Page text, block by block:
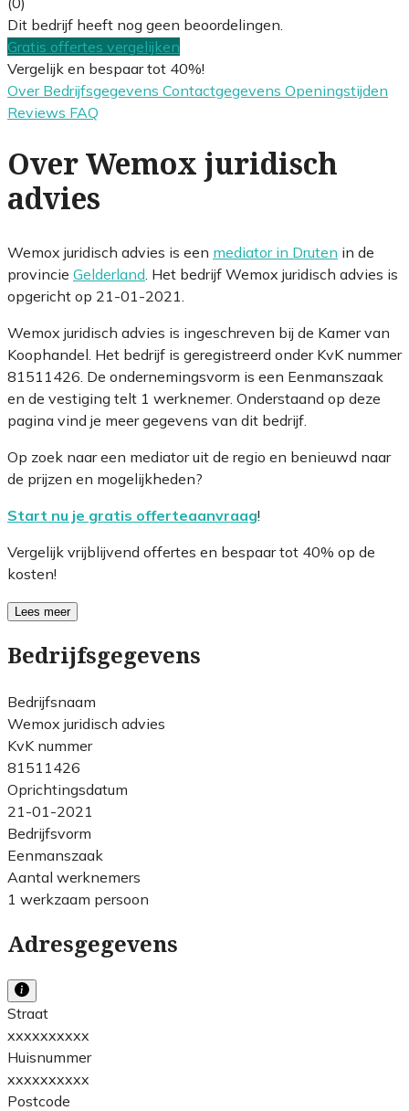
Dit bedrijf heeft nog geen beoordelingen.
Gratis offertes vergelijken
Vergelijk en bespaar tot 40%!
Over Bedrijfsgegevens Contactgegevens Openingstijden
Reviews FAQ
Over Wemox juridisch
advies
Wemox juridisch advies is een mediator in Druten in de
provincie Gelderland . Het bedrijf Wemox juridisch advies is
opgericht op 21-01-2021.
Wemox juridisch advies is ingeschreven bij de Kamer van
Koophandel. Het bedrijf is geregistreerd onder KvK nummer
81511426. De ondernemingsvorm is een Eenmanszaak
en de vestiging telt 1 werknemer. Onderstaand op deze
pagina vind je meer gegevens van dit bedrijf.
Op zoek naar een mediator uit de regio en benieuwd naar
de prijzen en mogelijkheden?
Start nu je gratis offerteaanvraag!
Vergelijk vrijblijvend offertes en bespaar tot 40% op de
kosten!
Lees meer
Bedrijfsgegevens
Bedrijfsnaam
Wemox juridisch advies
KvK nummer
81511426
Oprichtingsdatum
21-01-2021
Bedrijfsvorm
Eenmanszaak
Aantal werknemers
1 werkzaam persoon
Adresgegevens
Straat
xxxxxxxxxx
Huisnummer
xxxxxxxxxx
Postcode